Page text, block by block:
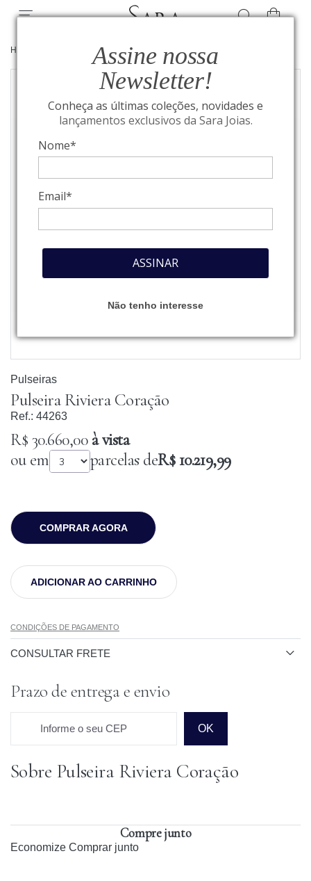
Assine nossa
Newsletter!
Conheça as últimas coleções, novidades e
lançamentos exclusivos da Sara Joias.
Nome*
Email*
ASSINAR
Não tenho interesse
HOME PULSEIRAS
Pulseiras
Pulseira Riviera Coração
Ref.: 44263
R$ 30.660,00à vista
ou em
parcelas deR$ 10.219,99
COMPRAR AGORA
ADICIONAR AO CARRINHO
CONDIÇÕES DE PAGAMENTO
CONSULTAR FRETE
Prazo de entrega e envio
Informe o seu CEP OK
Prazo para o CEP
Sobre Pulseira Riviera Coração
Compre junto
Economize Comprar junto